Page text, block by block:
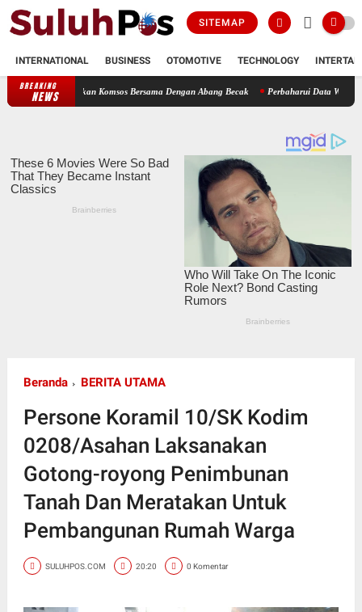
SITEMAP
INTERNATIONAL BUSINESS OTOMOTIVE TECHNOLOGY
BREAKING
NEWS
Komsos Bersama Dengan Abang Becak Perbaharui Data Wilayah, Babinsa
Beranda BERITA UTAMA
Persone Koramil 10/SK Kodim
0208/Asahan Laksanakan
Gotong-royong Penimbunan
Tanah Dan Meratakan Untuk
Pembangunan Rumah Warga
SULUHPOS.COM 20:20 0 Komentar